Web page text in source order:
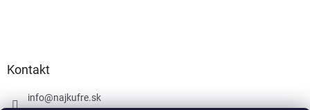
Kontakt
info@najkufre.sk